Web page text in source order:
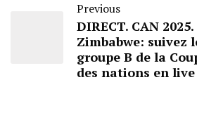
Previous
DIRECT. CAN
Zimbabwe: suivez
groupe B de la
des nations en live